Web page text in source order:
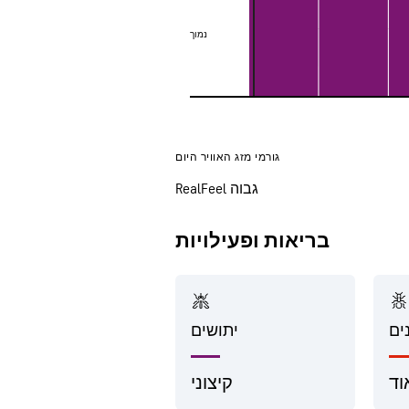
נמוך
נמוך
גורמי מזג האוויר היום
RealFeel גבוה
בריאות ופעילויות
יתושים
קיצוני